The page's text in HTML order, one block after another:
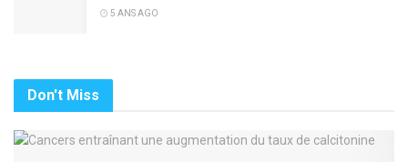
5 ANS AGO
Don't Miss